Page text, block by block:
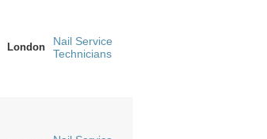
London
Nail Service
Technicians